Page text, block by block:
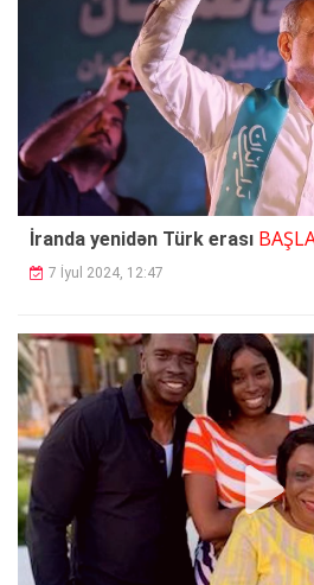
İranda yenidən Türk erası
7 İyul 2024, 12:47